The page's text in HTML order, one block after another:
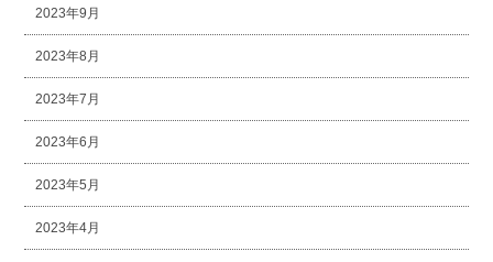
2023年9月
2023年8月
2023年7月
2023年6月
2023年5月
2023年4月